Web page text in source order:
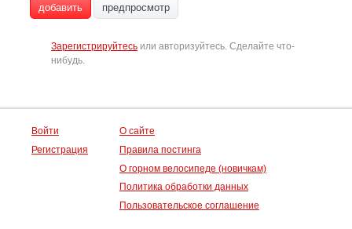
добавить предпросмотр
Зарегистрируйтесь или авторизуйтесь. Сделайте что-
нибудь.
Войти
Регистрация
О сайте
Правила постинга
О горном велосипеде (новичкам)
Политика обработки данных
Пользовательское соглашение